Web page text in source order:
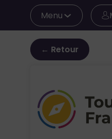
Menu
← Retour